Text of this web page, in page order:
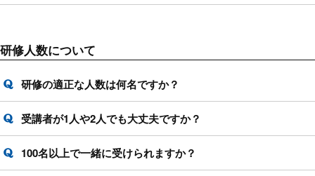
研修人数について
研修の適正な人数は何名ですか？
受講者が1人や2人でも大丈夫ですか？
100名以上で一緒に受けられますか？